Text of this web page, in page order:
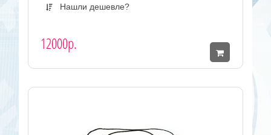
Нашли дешевле?
12000р.